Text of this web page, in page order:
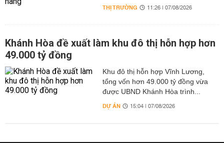
THỊ TRƯỜNG 11:26 | 07/08/2026
Khánh Hòa đề xuất làm khu đô thị hỗn hợp hơn
49.000 tỷ đồng
Khu đô thị hỗn hợp Vĩnh Lương,
tổng vốn hơn 49.000 tỷ đồng vừa
được UBND Khánh Hòa trình...
DỰ ÁN 15:04 | 07/08/2026